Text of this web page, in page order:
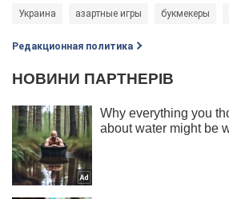
Украина азартные игры букмекеры
Редакционная политика